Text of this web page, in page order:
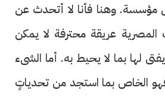
مؤسسة. وهنا فأنا لا أتحدث عن
عريقة محترفة لا يمكن
لها بما لا يحيط به. أما الشىء
الخاص بما استجد من تحدياتٍ